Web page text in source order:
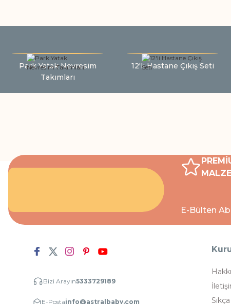
Park Yatak Nevresim
Takımları
12'li Hastane Çıkış Seti
E-Bülten
Bizi Arayın5333729189
E-Postainfo@astralbaby.com